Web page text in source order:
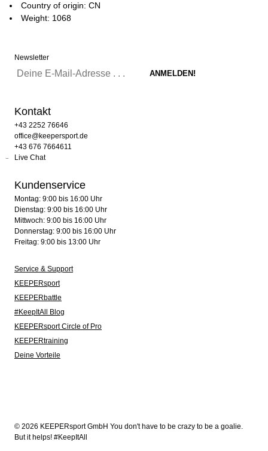
Country of origin: CN
Weight: 1068
Newsletter
Kontakt
+43 2252 76646
office@keepersport.de
+43 676 7664611
Live Chat
Kundenservice
Montag: 9:00 bis 16:00 Uhr
Dienstag: 9:00 bis 16:00 Uhr
Mittwoch: 9:00 bis 16:00 Uhr
Donnerstag: 9:00 bis 16:00 Uhr
Freitag: 9:00 bis 13:00 Uhr
Service & Support
KEEPERsport
KEEPERbattle
#KeepItAll Blog
KEEPERsport Circle of Pro
KEEPERtraining
Deine Vorteile
© 2026 KEEPERsport GmbH You don't have to be crazy to be a goalie.
But it helps! #KeepItAll